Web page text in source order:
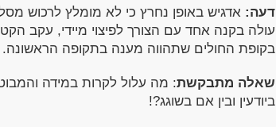
דעה:אדגיש באופן נחרץ כי לא מומלץ לרכוש
עולה בקנה אחד עם הצורך לפיצוי מיידי, עקב
בקופת החולים שתהווה מענה בתקופה הראשונה.
שאלה מתבקשת: מה עלול לקרות במידה
ביודעין ובין אם בשוגג?!